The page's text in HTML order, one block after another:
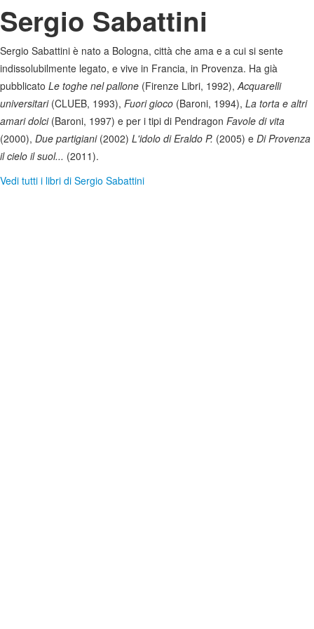
Sergio Sabattini
Sergio Sabattini è nato a Bologna, città che ama e a cui si sente
indissolubilmente legato, e vive in Francia, in Provenza. Ha già
pubblicato Le toghe nel pallone (Firenze Libri, 1992),Acquarelli
universitari(CLUEB, 1993), Fuori gioco (Baroni, 1994), La torta e altri
amari dolci (Baroni, 1997) e per i tipi di Pendragon Favole di vita
(2000), Due partigiani(2002) L'idolo di Eraldo P. (2005) e Di Provenza
il cielo il suol... (2011).
Vedi tutti i libri di Sergio Sabattini